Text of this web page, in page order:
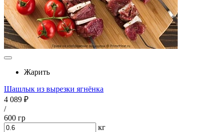
Жарить
Шашлык из вырезки ягнёнка
4 089 ₽
/
600 гр
кг